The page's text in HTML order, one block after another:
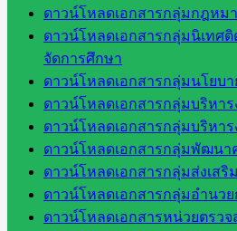
ดาวน์โหลดเอกสารกลุ่มกฎหม
ดาวน์โหลดเอกสารกลุ่มนิเทศ
จัดการศึกษา
ดาวน์โหลดเอกสารกลุ่มนโยบ
ดาวน์โหลดเอกสารกลุ่มบริหา
ดาวน์โหลดเอกสารกลุ่มบริหา
ดาวน์โหลดเอกสารกลุ่มพัฒน
ดาวน์โหลดเอกสารกลุ่มส่งเสริ
ดาวน์โหลดเอกสารกลุ่มอำนวย
ดาวน์โหลดเอกสารหน่วยตรว
กรมบัญชี
กลาง
สำนักงาน
ส.ก.ส.ค
หน่วยงาน
ในจังหวัด
สระแก้ว